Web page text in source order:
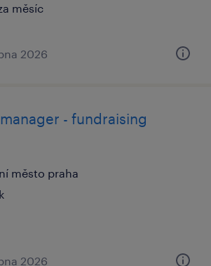
měsíc
2026
- fundraising
město praha
2026